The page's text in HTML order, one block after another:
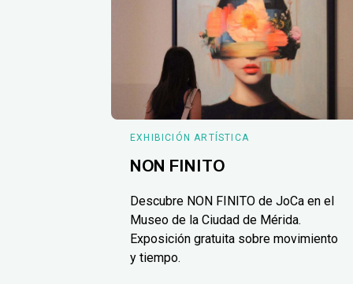
EXHIBICIÓN ARTÍSTICA
NON FINITO
Descubre NON FINITO de JoCa en el
Museo de la Ciudad de Mérida.
Exposición gratuita sobre movimiento
y tiempo.